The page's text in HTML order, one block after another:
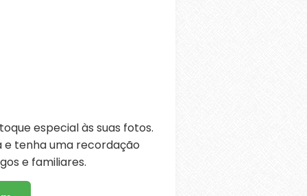
especial às suas fotos.
e tenha uma recordação
e familiares.